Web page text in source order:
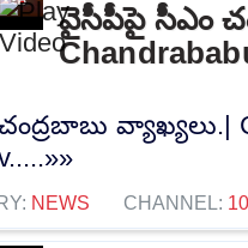
వైసీపీపై సీఎం
వ్యాఖ్యలు.|
NEWS CHANNEL: